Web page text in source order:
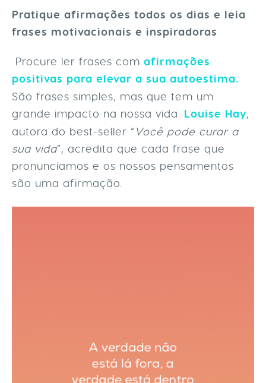
Pratique afirmações todos os dias e leia
frases motivacionais e inspiradoras
Procure ler frases com afirmações
positivas para elevar a sua autoestima.
São frases simples, mas que tem um
grande impacto na nossa vida. Louise Hay,
autora do best-seller “Você pode curar a
sua vida”, acredita que cada frase que
pronunciamos e os nossos pensamentos
são uma afirmação.